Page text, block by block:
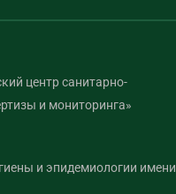
центр санитарно-
и мониторинга»
и эпидемиологии имени